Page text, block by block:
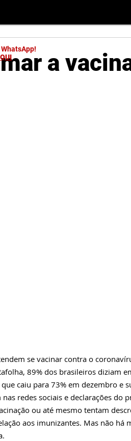
a
se vacinar contra o
, 89% dos brasileiros diziam
caiu para 73% em dezembro e
redes sociais e declarações do
ou até mesmo tentam
aos imunizantes. Mas não há